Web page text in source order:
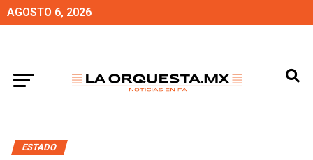
AGOSTO 6, 2026
ESTADO